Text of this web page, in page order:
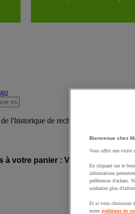
l'historique de recherche
à votre panier : Vous avez ajouté
Bienvenue chez
Vous offrir une visite
En cliquant sur le
informations
préférences d'achats.
souhaitez plus
Et si vous choisissez
notre politique de